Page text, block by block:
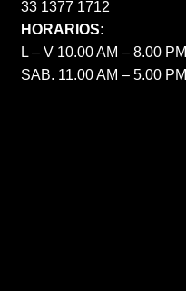
33 1377 1712
HORARIOS:
L – V 10.00 AM – 8.00 PM
SAB. 11.00 AM – 5.00 PM